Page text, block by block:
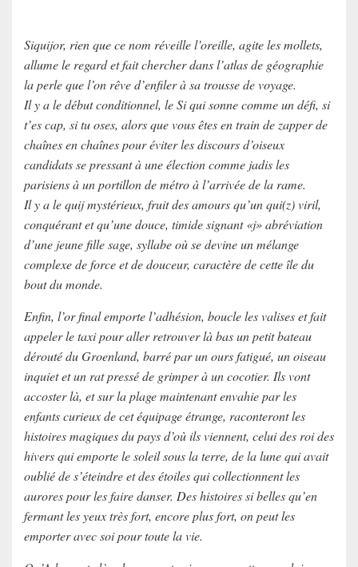
Siquijor, rien que ce nom réveille l’oreille, agite les mollets,
allume le regard et fait chercher dans l’atlas de géographie
la perle que l’on rêve d’enfiler à sa trousse de voyage.
Il y a le début conditionnel, le Si qui sonne comme un défi, si
t’es cap, si tu oses, alors que vous êtes en train de zapper de
chaînes en chaînes pour éviter les discours d’oiseux
candidats se pressant à une élection comme jadis les
parisiens à un portillon de métro à l’arrivée de la rame.
Il y a le quij mystérieux, fruit des amours qu’un qui(z) viril,
conquérant et qu’une douce, timide signant «j» abréviation
d’une jeune fille sage, syllabe où se devine un mélange
complexe de force et de douceur, caractère de cette île du
bout du monde.
Enfin, l’or final emporte l’adhésion, boucle les valises et fait
appeler le taxi pour aller retrouver là bas un petit bateau
dérouté du Groenland, barré par un ours fatigué, un oiseau
inquiet et un rat pressé de grimper à un cocotier. Ils vont
accoster là, et sur la plage maintenant envahie par les
enfants curieux de cet équipage étrange, raconteront les
histoires magiques du pays d’où ils viennent, celui des roi des
hivers qui emporte le soleil sous la terre, de la lune qui avait
oublié de s’éteindre et des étoiles qui collectionnent les
aurores pour les faire danser. Des histoires si belles qu’en
fermant les yeux très fort, encore plus fort, on peut les
emporter avec soi pour toute la vie.